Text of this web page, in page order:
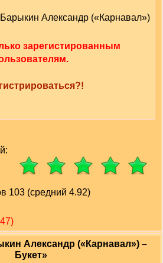
Александр («Карнавал»)
зарегистированным
103 (средний 4.92)
Александр («Карнавал») –
Букет»